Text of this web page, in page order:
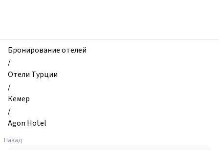
Agon
Hotel,
Кемер,
Турция
Бронирование отелей
/
Отели Турции
/
Кемер
/
Agon Hotel
Назад